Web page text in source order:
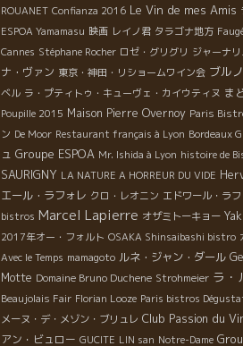
ROUANET Confianza 2016 Le Vin de mes Amis
ESPOA Yamamasu 映画 レイノ君 タラゴナ地方
Cannes Stéphane Rocher ロゼ・グリグリ ジャーナ
ナ・ヴァン 東京・神田・リショームワイン会 ブル
ベル ラ・プティトゥ・キューヴェ・カイウティヌ ま
Poupille 2015 Maison Pierre Overnoy Paris
ン De Moor Restaurant français à Lyon Bordeaux
ュ Groupe ESPOA Mr. Ishida à Lyon histoire de
SAURIGNY LA NATURE A HORREUR DU VIDE
エール・ラフォレ クロ・レオニン エドワール・ラ
bistros Marcel Lapierre オザミトーキョー
2017年オー・フォルト OSAKA Shinsaibashi bistro
Avec le Temps mamagoto ルネ・ジャン・ダール
Motte Domaine Bruno Duchene Strohmeier ラ・
Beaujolais Fair Florian Looze Paris bistros
メーヌ・デ・メゾン・ブリュレ Club Passion du
アン・ビュロー GUCITE LIN san Notre-Dame